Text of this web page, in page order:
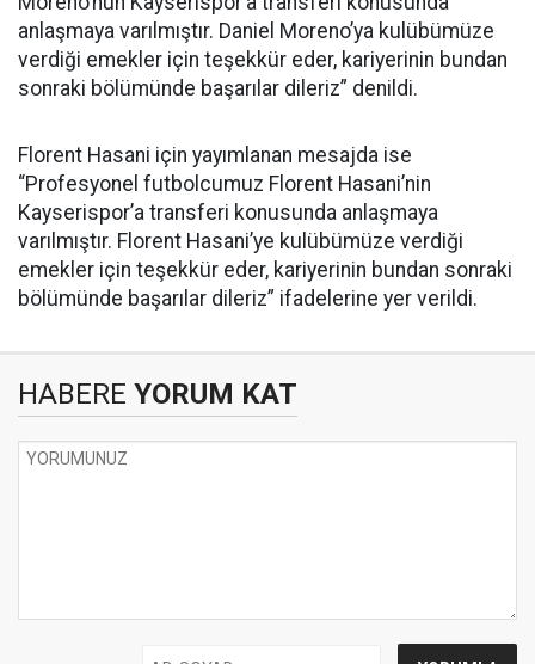
anlaşmaya varılmıştır. Daniel Moreno’ya kulübümüze
verdiği emekler için teşekkür eder, kariyerinin bundan
sonraki bölümünde başarılar dileriz” denildi.
Florent Hasani için yayımlanan mesajda ise
“Profesyonel futbolcumuz Florent Hasani’nin
Kayserispor’a transferi konusunda anlaşmaya
varılmıştır. Florent Hasani’ye kulübümüze verdiği
emekler için teşekkür eder, kariyerinin bundan sonraki
bölümünde başarılar dileriz” ifadelerine yer verildi.
HABERE YORUM KAT